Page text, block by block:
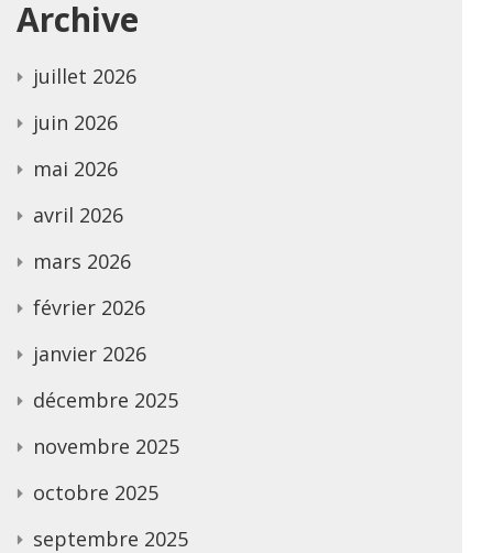
Archive
juillet 2026
juin 2026
mai 2026
avril 2026
mars 2026
février 2026
janvier 2026
décembre 2025
novembre 2025
octobre 2025
septembre 2025